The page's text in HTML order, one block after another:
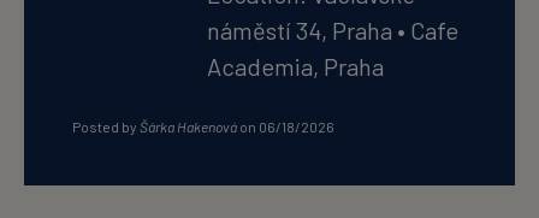
náměstí 34, Praha • Cafe
Academia, Praha
Posted by Šárka Hakenová on 06/18/2026